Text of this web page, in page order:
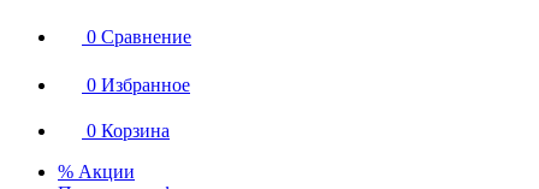
0 Сравнение
0 Избранное
0 Корзина
% Акции